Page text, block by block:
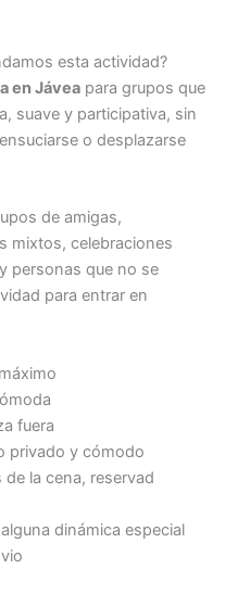
esta actividad?
en Jávea para grupos que
suave y participativa, sin
o desplazarse
de amigas,
mixtos, celebraciones
personas que no se
para entrar en
fuera
privado y cómodo
de la cena, reservad
dinámica especial